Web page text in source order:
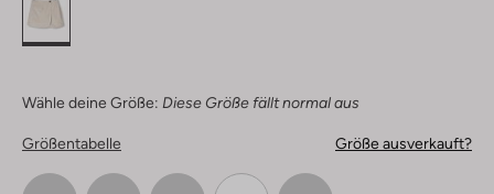
Wähle deine Größe: Diese Größe fällt normal aus
Größentabelle Größe ausverkauft?